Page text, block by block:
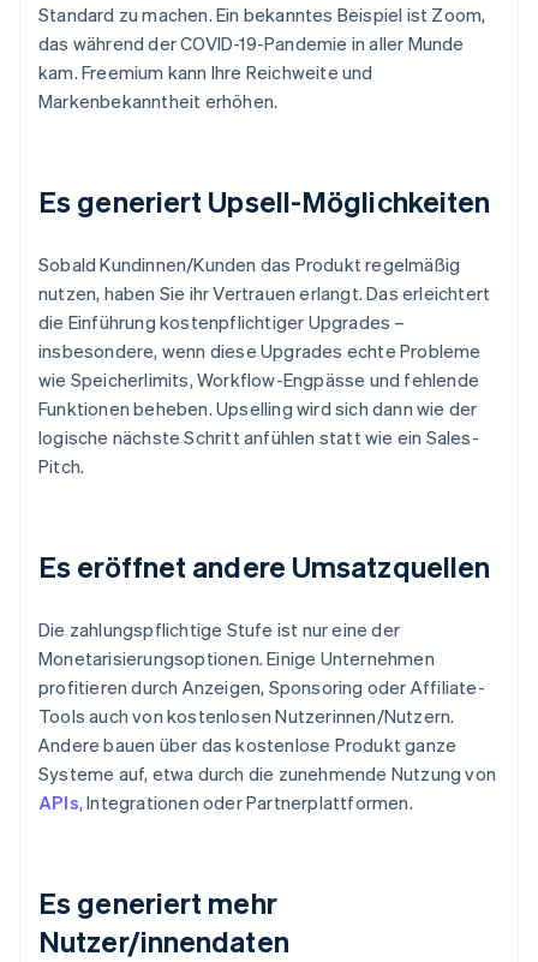
Standard zu machen. Ein bekanntes Beispiel ist Zoom,
das während der COVID-19-Pandemie in aller Munde
kam. Freemium kann Ihre Reichweite und
Markenbekanntheit erhöhen.
Es generiert Upsell-Möglichkeiten
Sobald Kundinnen/Kunden das Produkt regelmäßig
nutzen, haben Sie ihr Vertrauen erlangt. Das erleichtert
die Einführung kostenpflichtiger Upgrades –
insbesondere, wenn diese Upgrades echte Probleme
wie Speicherlimits, Workflow-Engpässe und fehlende
Funktionen beheben. Upselling wird sich dann wie der
logische nächste Schritt anfühlen statt wie ein Sales-
Pitch.
Es eröffnet andere Umsatzquellen
Die zahlungspflichtige Stufe ist nur eine der
Monetarisierungsoptionen. Einige Unternehmen
profitieren durch Anzeigen, Sponsoring oder Affiliate-
Tools auch von kostenlosen Nutzerinnen/Nutzern.
Andere bauen über das kostenlose Produkt ganze
Systeme auf, etwa durch die zunehmende Nutzung von
APIs, Integrationen oder Partnerplattformen.
Es generiert mehr
Nutzer/innendaten